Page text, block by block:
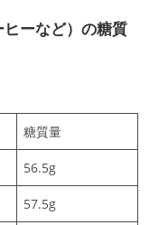
ーなど）の糖質
糖質量
56.5g
57.5g